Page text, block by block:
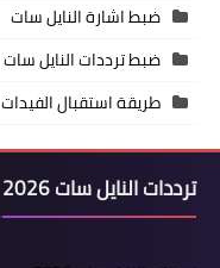
ضبط اشارة النايل سات
ضبط ترددات النايل سات
طريقة استقبال الفيدات
ترددات النايل سات 2026